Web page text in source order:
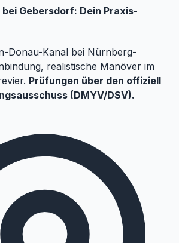
Gebersdorf: Dein Praxis-
Donau-Kanal bei Nürnberg-
realistische Manöver im
Prüfungen über den offiziell
(DMYV/DSV).